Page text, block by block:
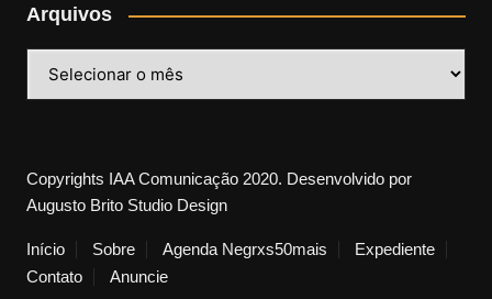
Arquivos
Copyrights IAA Comunicação 2020. Desenvolvido por
Augusto Brito Studio Design
Início Sobre Agenda Negrxs50mais
Expediente
Contato
Anuncie